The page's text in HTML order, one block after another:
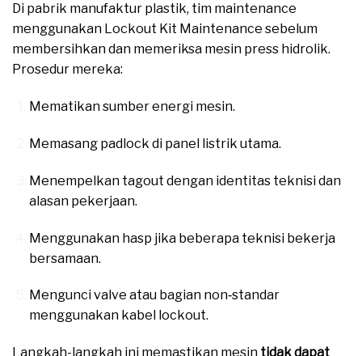
Di pabrik manufaktur plastik, tim maintenance
menggunakan Lockout Kit Maintenance sebelum
membersihkan dan memeriksa mesin press hidrolik.
Prosedur mereka:
Mematikan sumber energi mesin.
Memasang padlock di panel listrik utama.
Menempelkan tagout dengan identitas teknisi dan
alasan pekerjaan.
Menggunakan hasp jika beberapa teknisi bekerja
bersamaan.
Mengunci valve atau bagian non‑standar
menggunakan kabel lockout.
Langkah-langkah ini memastikan mesin tidak dapat